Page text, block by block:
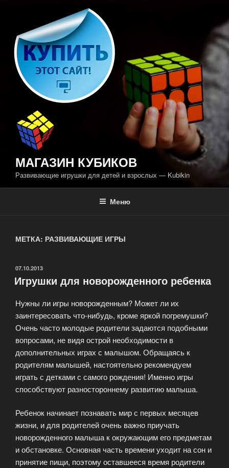
содержимому
МАГАЗИН КУБИКОВ
Развивающие игрушки для детей и взрослых — Kubikin
Меню
МЕТКА: РАЗВИВАЮЩИЕ ИГРЫ
ОПУБЛИКОВАНО
07.10.2013
Игрушки для новорожденного ребенка
Нужны ли игры новорожденным? Может ли их
заинтересовать что-нибудь, кроме яркой погремушки?
Очень часто молодые родители задаются подобными
вопросами, не видя острой необходимости в
дополнительных играх с малышом. Обращаясь к
родителям малышей, настоятельно рекомендуем
играть с детками с самого рождения! Именно игры
способствуют разностороннему развитию малыша.
Ребенок начинает познавать мир с первых месяцев
жизни, и для родителей очень важно приучать
новорожденного малыша к окружающим его предметам
и обстановке. Основная часть времени уходит на сон и
принятие пищи, поэтому оставшееся время родители